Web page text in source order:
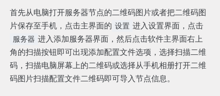
首先从电脑打开服务器节点的二维码图片或者把二维码图
片保存至手机，点击主界面的 设置 进入设置界面，点击
服务器 进入添加服务器界面，然后点击软件主界面右上
角的扫描按钮即可出现添加配置文件选项，选择扫描二维
码，扫描电脑屏幕上的二维码或选择从手机相册打开二维
码图片扫描配置文件二维码即可导入节点信息。